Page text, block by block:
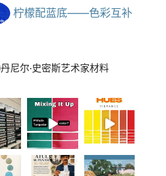
柠檬配蓝底——色彩互补
丹尼尔·史密斯艺术家材料